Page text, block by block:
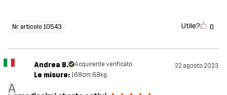
Nr articolo 10543 Utile? 0
A
Andrea B. Acquirente verificato 22 agosto 2023
Le misure: 168cm, 68kg